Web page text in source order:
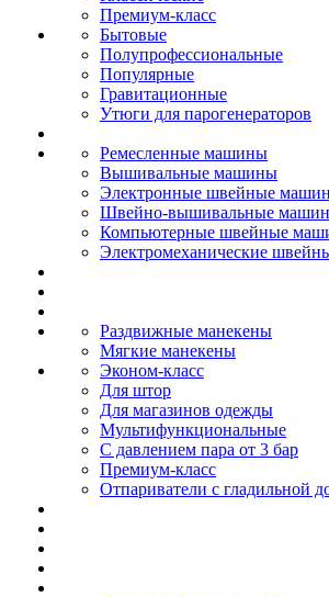
Премиум-класс
Бытовые
Полупрофессиональные
Популярные
Гравитационные
Утюги для парогенераторов
Ремесленные машины
Вышивальные машины
Электронные швейные
Швейно-вышивальные
Компьютерные швейные
Электромеханические
Раздвижные манекены
Мягкие манекены
Эконом-класс
Для штор
Для магазинов одежды
Мультифункциональные
С давлением пара от 3 бар
Премиум-класс
Отпариватели с гладильной